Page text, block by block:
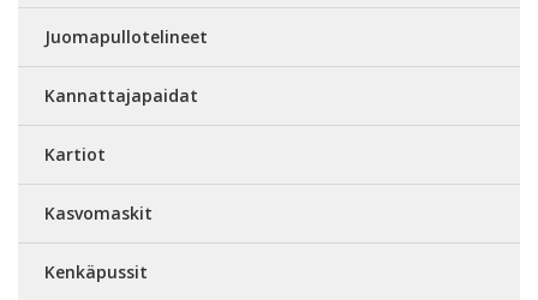
Juomapullotelineet
Kannattajapaidat
Kartiot
Kasvomaskit
Kenkäpussit